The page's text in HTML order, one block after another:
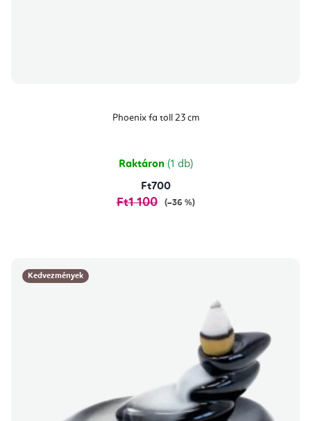
Phoenix fa toll 23 cm
Raktáron (1 db)
Ft700
Ft1 100 (–36 %)
Kedvezmények